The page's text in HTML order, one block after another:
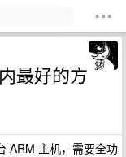
最好的方
ARM 主机，需要全功